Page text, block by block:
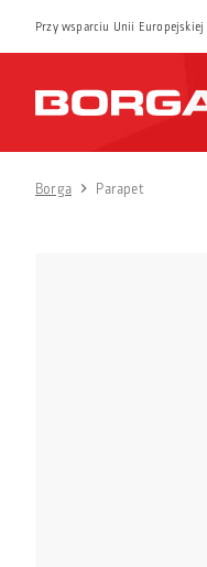
Przy wsparciu Unii Europejskiej
Borga Parapet